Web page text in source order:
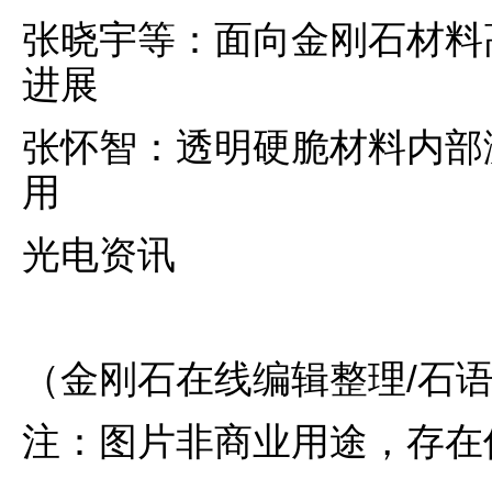
张晓宇等：面向金刚石材
进展
张怀智：透明硬脆材料内
用
光电资讯
（金刚石在线编辑整理/石
注：图片非商业用途，存